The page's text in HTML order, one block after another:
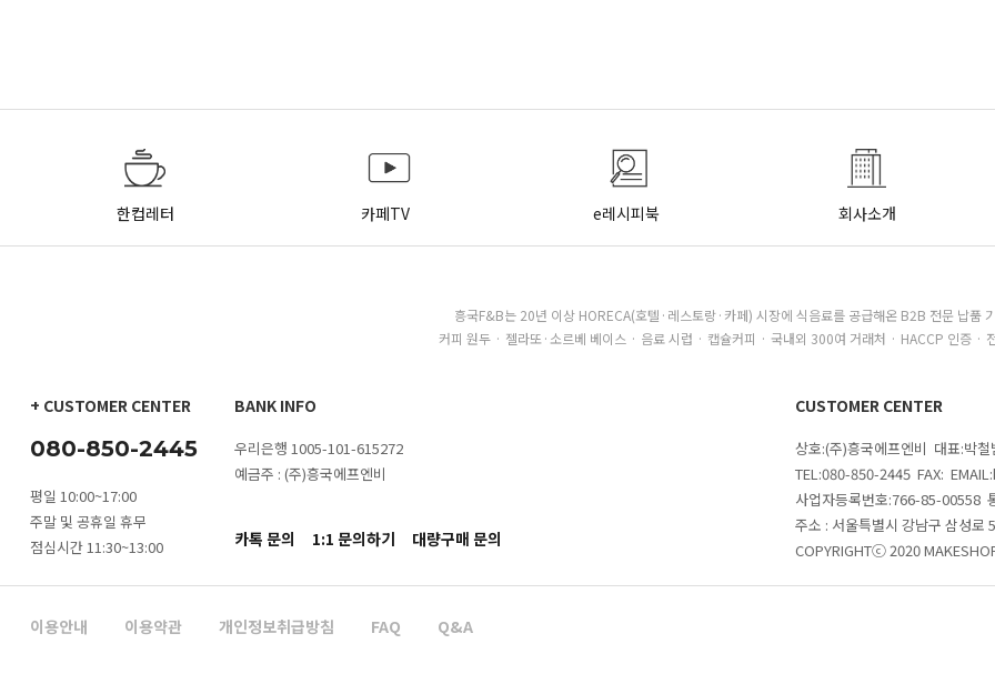
한컵레터 카페TV e레시피북 회사소개
흥국F&B는 20년 이상 HORECA(호텔·레스토랑·카페) 시장에 식음료를 공급해온 B2B 전문 납품
커피 원두 · 젤라또·소르베 베이스 · 음료 시럽 · 캡슐커피 · 국내외 300여 거래처 · HACCP 인증 ·
+ CUSTOMER CENTER
080-850-2445
평일 10:00~17:00
주말 및 공휴일 휴무
점심시간 11:30~13:00
BANK INFO
우리은행 1005-101-615272
예금주 : (주)흥국에프엔비
카톡 문의 1:1 문의하기 대량구매 문의
CUSTOMER CENTER
상호:(주)흥국에프엔비 대표:박
TEL:080-850-2445 FAX:
사업자등록번호:766-85-00558
주소 : 서울특별시 강남구 삼성로
COPYRIGHTⓒ 2020
이용안내 이용약관 개인정보취급방침 FAQ Q&A